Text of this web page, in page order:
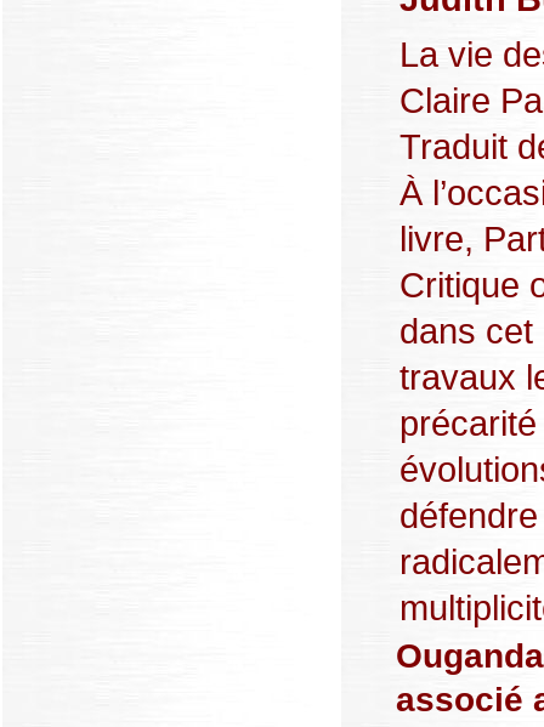
La vie
Claire
Traduit
À
livre,
Critique
dans cet
travaux
précarité
associé